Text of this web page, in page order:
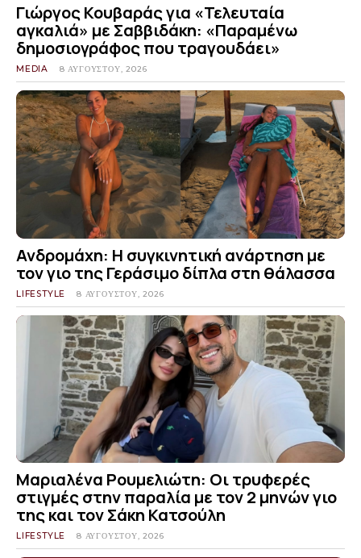
Γιώργος Κουβαράς για «Τελευταία
αγκαλιά» με Σαββιδάκη: «Παραμένω
δημοσιογράφος που τραγουδάει»
MEDIA 8 ΑΥΓΟΎΣΤΟΥ, 2026
Ανδρομάχη: Η συγκινητική ανάρτηση με
τον γιο της Γεράσιμο δίπλα στη θάλασσα
LIFESTYLE 8 ΑΥΓΟΎΣΤΟΥ, 2026
Μαριαλένα Ρουμελιώτη: Οι τρυφερές
στιγμές στην παραλία με τον 2 μηνών γιο
της και τον Σάκη Κατσούλη
LIFESTYLE 8 ΑΥΓΟΎΣΤΟΥ, 2026